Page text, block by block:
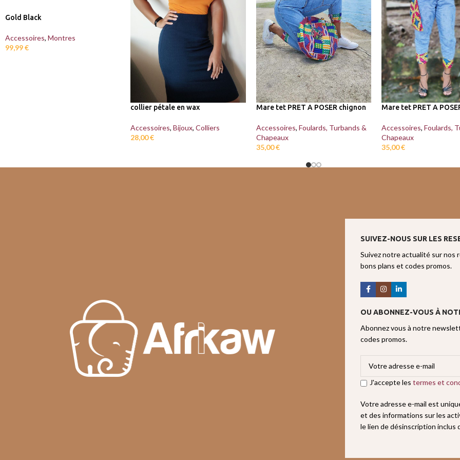
Gold Black
Accessoires, Montres
99,99€
collier pétale en wax
Accessoires, Bijoux, Colliers
28,00€
Mare tet PRET A POSER chignon
Accessoires, Foulards, Turbands &
Chapeaux
35,00€
Mare tet PRET A
Accessoires, Foulards,
Chapeaux
35,00€
SUIVEZ-NOUS SUR LES
Suivez notre actualité sur nos
bons plans et codes promos.
OU ABONNEZ-VOUS À
Abonnez vous à notre
codes promos.
J'accepte les termes et
Votre adresse e-mail est
et des informations sur les
le lien de désinscription inclus